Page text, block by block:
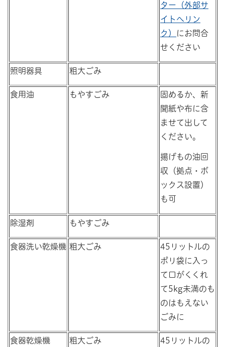
ター（外部サ
イトへリン
ク）
にお問合
せください
照明器具 粗大ごみ
食用油 もやすごみ
固めるか、新
聞紙や布に含
ませて出して
ください。
揚げもの油回
収（拠点・ボ
ックス設置）
も可
除湿剤 もやすごみ
食器洗い乾燥機 粗大ごみ
45リットルの
ポリ袋に入っ
て口がくくれ
て5kg未満のも
のはもえない
ごみに
食器乾燥機 粗大ごみ
45リットルの